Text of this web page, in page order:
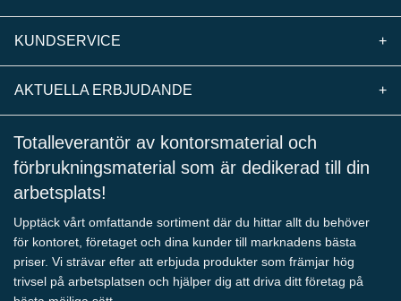
KUNDSERVICE +
AKTUELLA ERBJUDANDE +
Totalleverantör av kontorsmaterial och
förbrukningsmaterial som är dedikerad till din
arbetsplats!
Upptäck vårt omfattande sortiment där du hittar allt du behöver
för kontoret, företaget och dina kunder till marknadens bästa
priser. Vi strävar efter att erbjuda produkter som främjar hög
trivsel på arbetsplatsen och hjälper dig att driva ditt företag på